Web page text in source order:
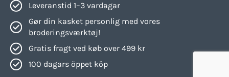
Leveranstid 1–3 vardagar
Gør din kasket personlig med vores
broderingsværktøj!
Gratis fragt ved køb over 499 kr
100 dagars öppet köp